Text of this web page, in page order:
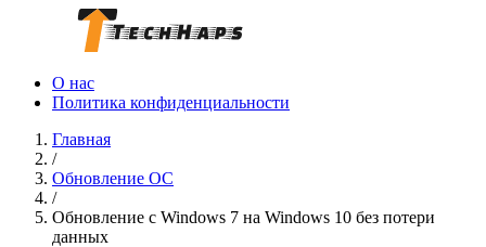
О нас
Политика конфиденциальности
Главная
/
Обновление ОС
/
Обновление с Windows 7 на Windows 10 без потери
данных